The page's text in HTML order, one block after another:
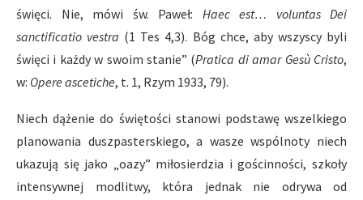
święci. Nie, mówi św. Paweł: Haec est… voluntas Dei
sanctificatio vestra (1 Tes 4,3). Bóg chce, aby wszyscy byli
święci i każdy w swoim stanie” (Pratica di amar Gesù Cristo,
w: Opere ascetiche, t. 1, Rzym 1933, 79).
Niech dążenie do świętości stanowi podstawę wszelkiego
planowania duszpasterskiego, a wasze wspólnoty niech
ukazują się jako „oazy” miłosierdzia i gościnności, szkoły
intensywnej modlitwy, która jednak nie odrywa od